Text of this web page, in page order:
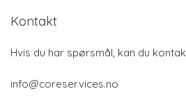
Kontakt
Hvis du har spørsmål, kan du
info@coreservices.no